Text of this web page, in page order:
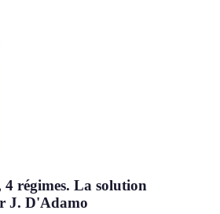
4 régimes. La solution
J. D'Adamo